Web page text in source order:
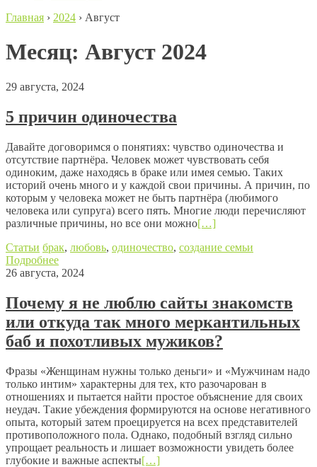
Главная › 2024 › Август
Месяц: Август 2024
29 августа, 2024
5 причин одиночества
Давайте договоримся о понятиях: чувство одиночества и
отсутствие партнёра. Человек может чувствовать себя
одиноким, даже находясь в браке или имея семью. Таких
историй очень много и у каждой свои причины. А причин, по
которым у человека может не быть партнёра (любимого
человека или супруга) всего пять. Многие люди перечисляют
различные причины, но все они можно[…]
Статьи брак, любовь, одиночество, создание семьи
Подробнее
26 августа, 2024
Почему я не люблю сайты знакомств
или откуда так много меркантильных
баб и похотливых мужиков?
Фразы «Женщинам нужны только деньги» и «Мужчинам надо
только интим» характерны для тех, кто разочарован в
отношениях и пытается найти простое объяснение для своих
неудач. Такие убеждения формируются на основе негативного
опыта, который затем проецируется на всех представителей
противоположного пола. Однако, подобный взгляд сильно
упрощает реальность и лишает возможности увидеть более
глубокие и важные аспекты[…]